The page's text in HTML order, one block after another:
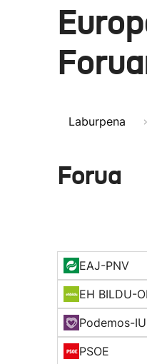
Laburpena
Forua
EAJ-PNV
Podemos-IU
PSOE